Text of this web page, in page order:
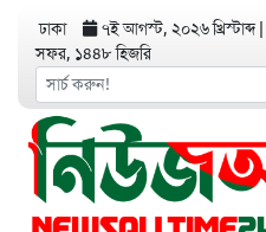
ঢাকা ৭ই আগস্ট, ২০২৬ খ্রিস্টাব্দ
সফর, ১৪৪৮ হিজরি